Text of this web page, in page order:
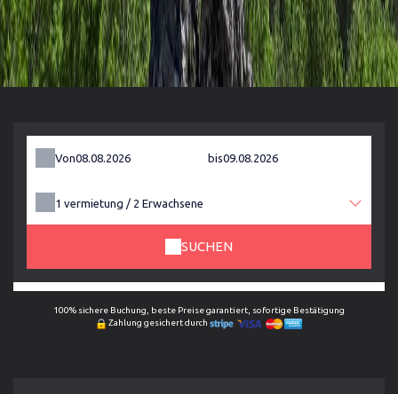
Von bis
1 vermietung / 2 Erwachsene
SUCHEN
100% sichere Buchung, beste Preise garantiert, sofortige Bestätigung
Zahlung gesichert durch